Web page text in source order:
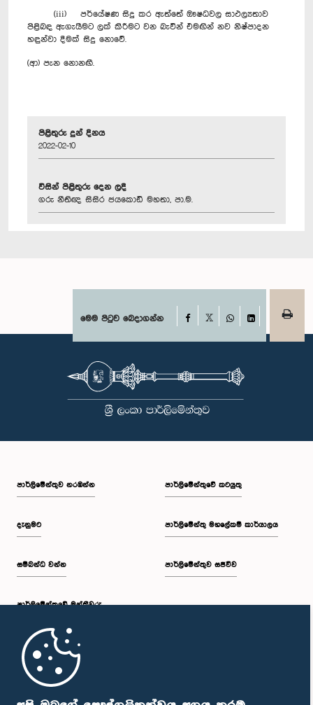
(iii) පර්යේෂණ සිදු කර ඇත්තේ ඖෂධවල සාඵල්‍යතාව
පිළිබඳ ඇගැයීමට ලක් කිරීමට වන බැවින් එමඟින් නව නිෂ්පාදන
හඳුන්වා දීමක් සිදු නොවේ.
(ආ) පැන නොනඟී.
පිළිතුරු දුන් දිනය
2022-02-10
විසින් පිළිතුරු දෙන ලදී
ගරු නීතිඥ සිසිර ජයකොඩි මහතා, පා.ම.
මෙම පිටුව බෙදාගන්න Facebook
WhatsAppLinkedIn
පාර්ලි‌මේන්තුව නරඹන්න
දැනුමට
සම්බන්ධ වන්න
පාර්ලි‌මේන්තුවේ මන්ත්‍රීවරු
මුල් පිටුව
පාර්ලිමේන්තුවේ කටයුතු
පාර්ලිමේන්තු මහලේකම් කාර්යාලය
පාර්ලිමේන්තුව සජීවීව
පාර්ලිමේන්තු ජංගම යෙදුම